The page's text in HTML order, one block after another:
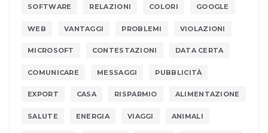
SOFTWARE RELAZIONI COLORI GOOGLE
WEB VANTAGGI PROBLEMI VIOLAZIONI
MICROSOFT CONTESTAZIONI DATA CERTA
COMUNICARE MESSAGGI PUBBLICITÀ
EXPORT CASA RISPARMIO ALIMENTAZIONE
SALUTE ENERGIA VIAGGI ANIMALI